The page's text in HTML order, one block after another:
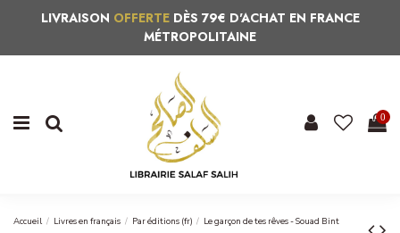
LIVRAISON OFFERTEDÈS 79€ D'ACHAT EN FRANCE
MÉTROPOLITAINE
0
Accueil Livres en français Par éditions (fr)
Le garçon de tes rêves - Souad Bint